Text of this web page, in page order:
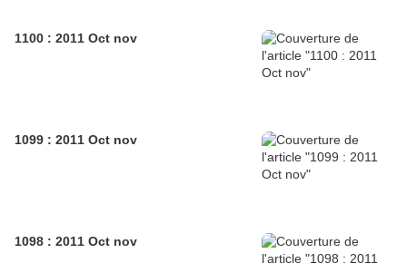
1100 : 2011 Oct nov
1099 : 2011 Oct nov
1098 : 2011 Oct nov